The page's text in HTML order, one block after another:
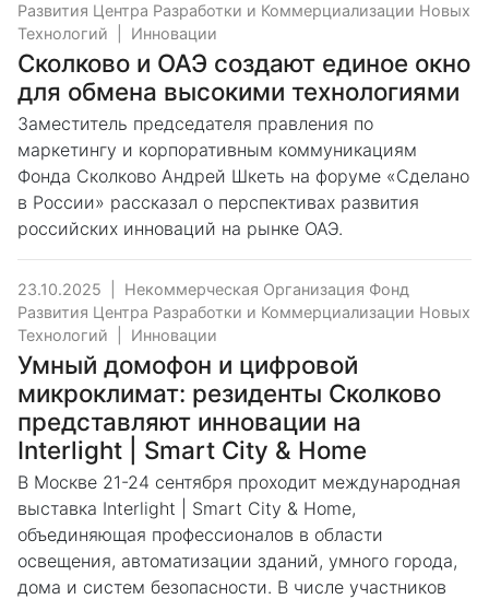
Развития Центра Разработки и Коммерциализации Новых
Технологий
Инновации
Сколково и ОАЭ создают единое окно
для обмена высокими технологиями
Заместитель председателя правления по
маркетингу и корпоративным коммуникациям
Фонда Сколково Андрей Шкеть на форуме «Сделано
в России» рассказал о перспективах развития
российских инноваций на рынке ОАЭ.
23.10.2025
Некоммерческая Организация Фонд
Развития Центра Разработки и Коммерциализации Новых
Технологий
Инновации
Умный домофон и цифровой
микроклимат: резиденты Сколково
представляют инновации на
Interlight | Smart City & Home
В Москве 21-24 сентября проходит международная
выставка Interlight | Smart City & Home,
объединяющая профессионалов в области
освещения, автоматизации зданий, умного города,
дома и систем безопасности. В числе участников